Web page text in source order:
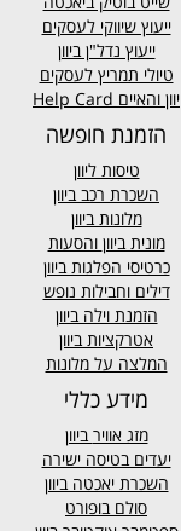
ייעוץ שיווקי לעסקים
ייעוץ נדל"ן ביוון
טיולי תמריץ לעסקים
יוון והאיים Help Card
הזמנת חופשה
טיסות ליוון
השכרת רכב ביוון
מלונות ביוון
מונית ביוון והסעות
כרטיסי הפלגות ביוון
דילים וחבילות נופש
הזמנת וילה ביוון
אטרקציות ביוון
המלצה על מלונות
מידע כללי
מזג אווירביוון
יעדים בטיסה ישירה
השכרת יאכטה ביוון
סולם בופורט